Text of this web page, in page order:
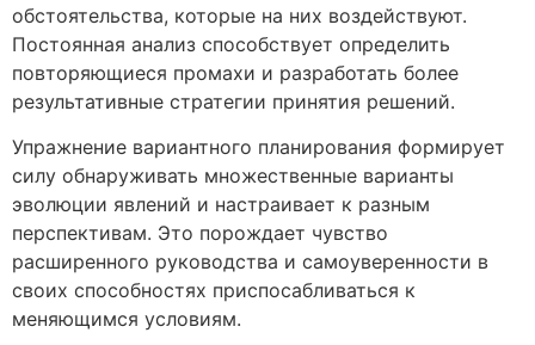
обстоятельства, которые на них воздействуют.
Постоянная анализ способствует определить
повторяющиеся промахи и разработать более
результативные стратегии принятия решений.
Упражнение вариантного планирования формирует
силу обнаруживать множественные варианты
эволюции явлений и настраивает к разным
перспективам. Это порождает чувство
расширенного руководства и самоуверенности в
своих способностях приспосабливаться к
меняющимся условиям.